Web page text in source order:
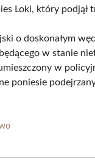
Loki, który podjął
o doskonałym
w stanie
w
poniesie